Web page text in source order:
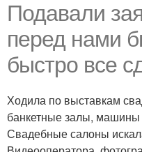
Подавали
перед нами
быстро все
Ходила по выставкам
банкетные залы,
Свадебные салоны